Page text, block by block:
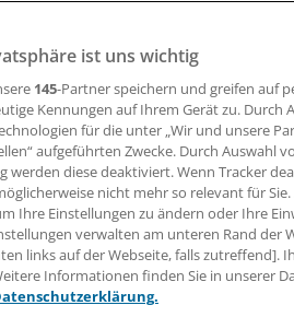
werden, haben den Streit
14:25 Uhr
auf eine Senkung des
Davon würden
Schäuble will dagegen die
ist uns wichtig
145-Partner speichern und greifen auf
Kennungen auf Ihrem Gerät zu. Durch
für die unter „Wir und unsere
aufgeführten Zwecke. Durch Auswahl
werden diese deaktiviert. Wenn Tracker
nicht mehr so relevant für
Ihre Einstellungen zu ändern oder Ihre
verwalten am unteren Rand der
links auf der Webseite, falls zutreffend].
Informationen finden Sie in unserer